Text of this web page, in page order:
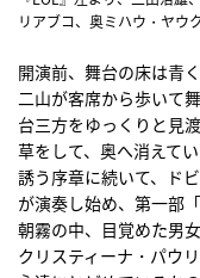
リアブコ、奥ミハウ・ヤ
開演前、舞台の床は青
二山が客席から歩いて
台三方をゆっくりと見
草をして、奥へ消えて
誘う序章に続いて、ド
が演奏し始め、第一部
朝霧の中、目覚めた男
クリスティーナ・パウ